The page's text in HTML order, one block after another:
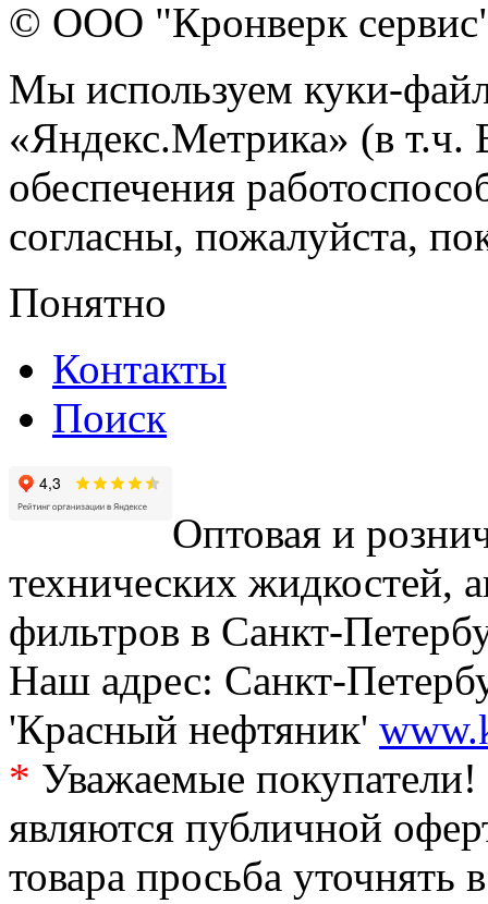
© ООО "Кронверк
Мы используем куки-
«Яндекс.Метрика» (в т.ч.
обеспечения
согласны, пожалуйста,
Понятно
Контакты
Поиск
Оптовая и
технических жидкостей,
фильтров в Санкт-
Наш адрес: Санкт-
'Красный нефтяник'
* Уважаемые
являются публичной
товара просьба уточнять